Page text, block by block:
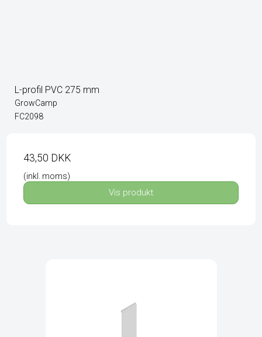
L-profil PVC 275 mm
GrowCamp
FC2098
43,50 DKK
(inkl. moms)
Vis produkt